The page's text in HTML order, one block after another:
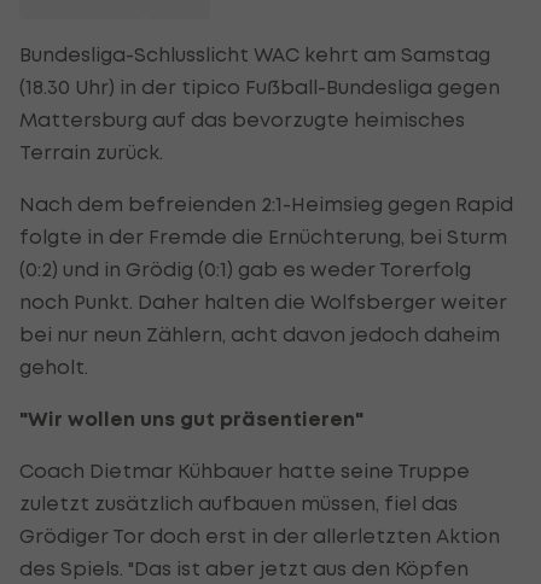
Bundesliga-Schlusslicht WAC kehrt am Samstag
(18.30 Uhr) in der tipico Fußball-Bundesliga gegen
Mattersburg auf das bevorzugte heimisches
Terrain zurück.
Nach dem befreienden 2:1-Heimsieg gegen Rapid
folgte in der Fremde die Ernüchterung, bei Sturm
(0:2) und in Grödig (0:1) gab es weder Torerfolg
noch Punkt. Daher halten die Wolfsberger weiter
bei nur neun Zählern, acht davon jedoch daheim
geholt.
"Wir wollen uns gut präsentieren"
Coach Dietmar Kühbauer hatte seine Truppe
zuletzt zusätzlich aufbauen müssen, fiel das
Grödiger Tor doch erst in der allerletzten Aktion
des Spiels. "Das ist aber jetzt aus den Köpfen